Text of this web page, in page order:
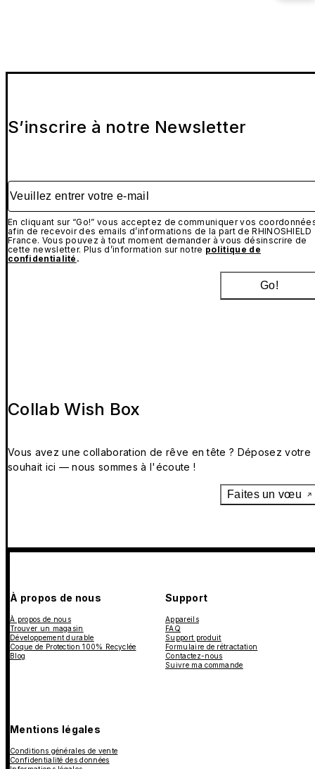
S’inscrire à notre Newsletter
Veuillez entrer votre e-mail
En cliquant sur “Go!” vous acceptez de communiquer vos
afin de recevoir des emails d’informations de la part de RHINOSHIELD
France. Vous pouvez à tout moment demander à vous désinscrire de
cette newsletter. Plus d’information sur notre politique de
confidentialité .
Go!
Collab Wish Box
Vous avez une collaboration de rêve en tête ? Déposez votre
souhait ici — nous sommes à l'écoute !
Faites un vœu
À propos de nous
À propos de nous
Trouver un magasin
Développement durable
Coque de Protection 100% Recyclée
Blog
Support
Appareils
FAQ
Support produit
Formulaire de rétractation
Contactez-nous
Suivre ma commande
Mentions légales
Conditions générales de vente
Confidentialité des données